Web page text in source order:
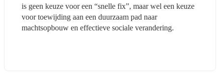
is geen keuze voor een “snelle fix”, maar wel een keuze
voor toewijding aan een duurzaam pad naar
machtsopbouw en effectieve sociale verandering.